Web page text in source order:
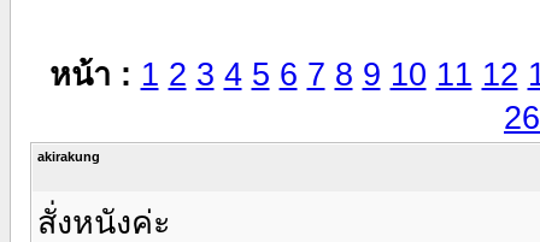
หน้า : 1 2 3 4 5 6 7 8 9 10 11 12
26
akirakung
สั่งหนังค่ะ